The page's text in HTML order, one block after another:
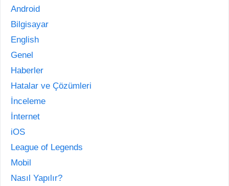
Android
Bilgisayar
English
Genel
Haberler
Hatalar ve Çözümleri
İnceleme
İnternet
iOS
League of Legends
Mobil
Nasıl Yapılır?